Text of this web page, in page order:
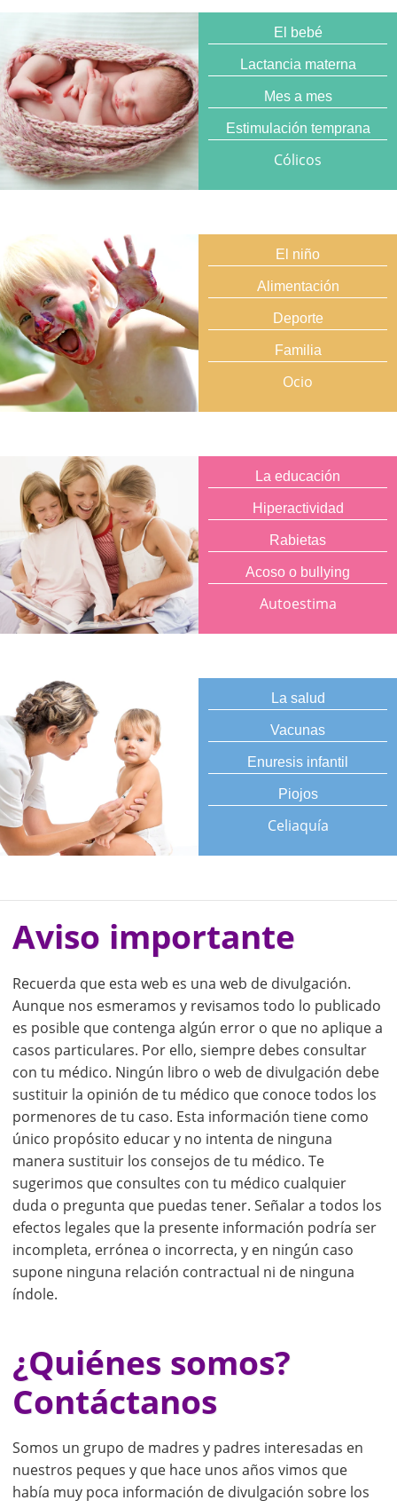
El bebé
Lactancia materna
Mes a mes
Estimulación temprana
Cólicos
El niño
Alimentación
Deporte
Familia
Ocio
La educación
Hiperactividad
Rabietas
Acoso o bullying
Autoestima
La salud
Vacunas
Enuresis infantil
Piojos
Celiaquía
Aviso importante
Recuerda que esta web es una web de divulgación.
Aunque nos esmeramos y revisamos todo lo publicado
es posible que contenga algún error o que no aplique a
casos particulares. Por ello, siempre debes consultar
con tu médico. Ningún libro o web de divulgación debe
sustituir la opinión de tu médico que conoce todos los
pormenores de tu caso. Esta información tiene como
único propósito educar y no intenta de ninguna
manera sustituir los consejos de tu médico. Te
sugerimos que consultes con tu médico cualquier
duda o pregunta que puedas tener. Señalar a todos los
efectos legales que la presente información podría ser
incompleta, errónea o incorrecta, y en ningún caso
supone ninguna relación contractual ni de ninguna
índole.
¿Quiénes somos?
Contáctanos
Somos un grupo de madres y padres interesadas en
nuestros peques y que hace unos años vimos que
había muy poca información de divulgación sobre los